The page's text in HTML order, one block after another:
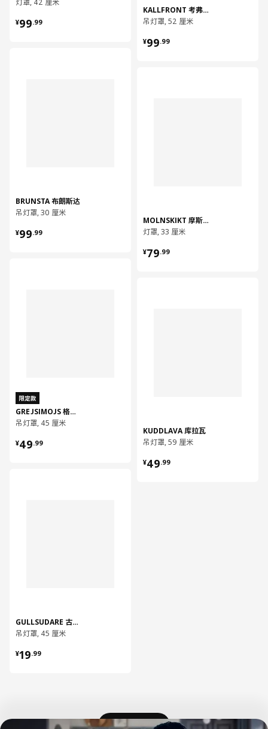
灯罩, 42 厘米
¥99.99
¥ 99.99
BRUNSTA 布朗斯达
吊灯罩, 30 厘米
¥99.99
¥ 99.99
限定款
GREJSIMOJS 格雷希莫
吊灯罩, 45 厘米
¥49.99
¥ 49.99
GULLSUDARE 古苏达
吊灯罩, 45 厘米
¥19.99
¥ 19.99
KALLFRONT 考弗朗
吊灯罩, 52 厘米
¥99.99
¥ 99.99
MOLNSKIKT 摩斯琪
灯罩, 33 厘米
¥79.99
¥ 79.99
KUDDLAVA 库拉瓦
吊灯罩, 59 厘米
¥49.99
¥ 49.99
加载更多内容